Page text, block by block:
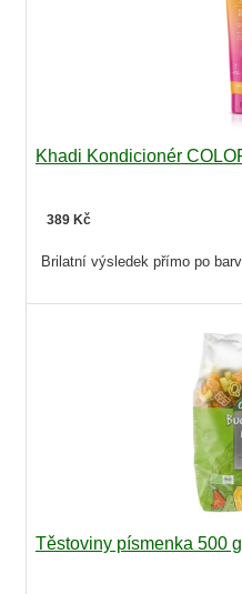
Khadi Kondicionér
389 Kč
Brilatní výsledek přímo po
Těstoviny písmenka 500